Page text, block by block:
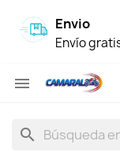
Envio
Envío

search